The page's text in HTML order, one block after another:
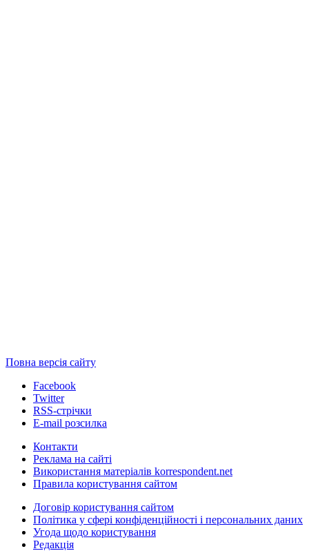
Повна версія сайту
Facebook
Twitter
RSS-стрічки
E-mail розсилка
Контакти
Реклама на сайті
Використання матеріалів korrespondent.net
Правила користування сайтом
Договір користування сайтом
Політика у сфері конфіденційності і персональних даних
Угода щодо користування
Редакція